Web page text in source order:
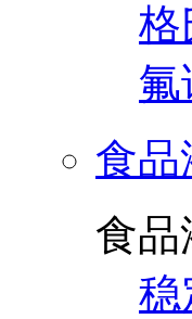
格
氟
食品
食品
稳